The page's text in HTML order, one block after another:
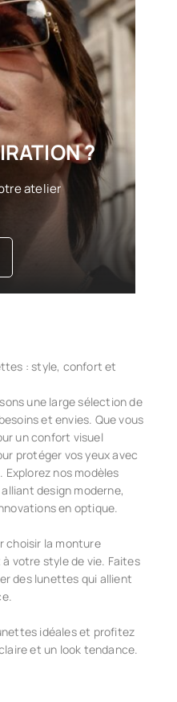
?
atelier
: style, confort et
une large sélection de
et envies. Que vous
un confort visuel
protéger vos yeux avec
Explorez nos modèles
design moderne,
en optique.
choisir la monture
votre style de vie. Faites
des lunettes qui allient
idéales et profitez
et un look tendance.